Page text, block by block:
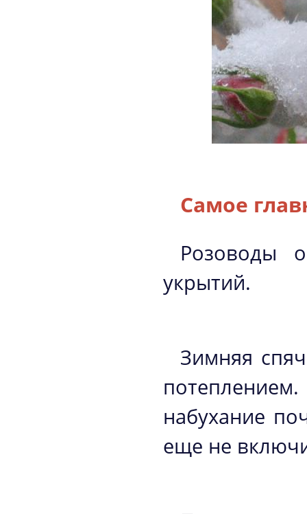
Самое
Розоводы
укрытий.
Зимняя
набухание
еще не